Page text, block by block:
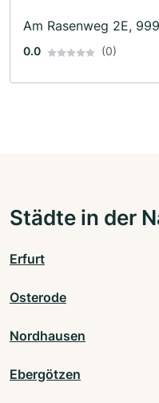
Am Rasenweg 2E,
0.0 (0)
Städte in der
Erfurt
Osterode
Nordhausen
Ebergötzen